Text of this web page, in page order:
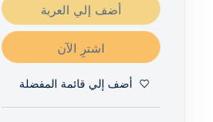
أضف إلي العربة
اشترِ الآن
أضف إلي قائمة المفضلة